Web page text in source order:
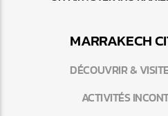
MARRAKECH
DÉCOUVRIR &
ACTIVITÉS